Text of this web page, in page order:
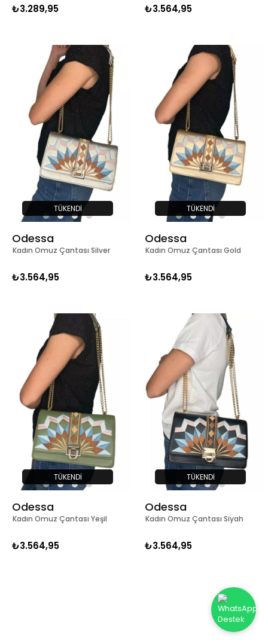
₺3.289,95 ₺3.564,95
TÜKENDI
Kadın Omuz Çantası Silver
Odessa
₺3.564,95
TÜKENDI
Kadın Omuz Çantası Gold
Odessa
₺3.564,95
TÜKENDI
Kadın Omuz Çantası Yeşil
Odessa
₺3.564,95
TÜKENDI
Kadın Omuz Çantası Siyah
Odessa
₺3.564,95